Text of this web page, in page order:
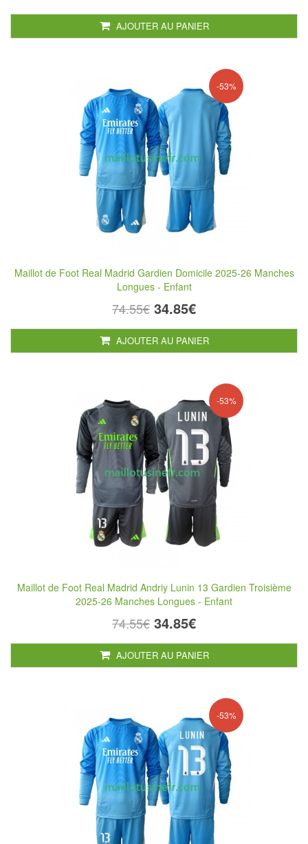
AJOUTER AU PANIER
-53%
Maillot de Foot Real Madrid Gardien Domicile 2025-26 Manches
Longues - Enfant
74.55€ 34.85€
AJOUTER AU PANIER
-53%
Maillot de Foot Real Madrid Andriy Lunin 13 Gardien Troisième
2025-26 Manches Longues - Enfant
74.55€ 34.85€
AJOUTER AU PANIER
-53%